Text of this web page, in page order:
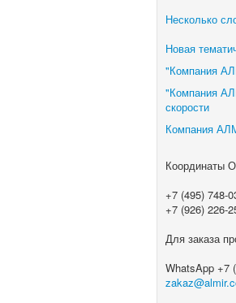
Несколько
Новая
"Компания
"Компания
скорости
Компания
Координаты
+7 (495)
+7 (926)
Для заказа
WhatsApp +7